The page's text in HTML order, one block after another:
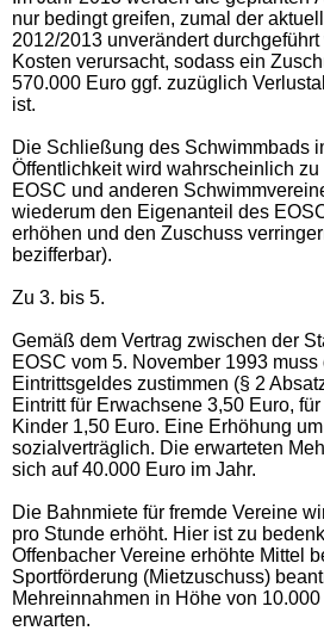
nur bedingt greifen, zumal der
2012/2013 unverändert
Kosten verursacht, sodass ein
570.000 Euro ggf. zuzüglich
ist.
Die Schließung des Schwimmbads
Öffentlichkeit wird wahrscheinlich
EOSC und anderen
wiederum den Eigenanteil des
erhöhen und den Zuschuss
bezifferbar).
Zu 3. bis 5.
Gemäß dem Vertrag zwischen der
EOSC vom 5. November 1993
Eintrittsgeldes zustimmen (§ 2
Eintritt für Erwachsene 3,50 Euro,
Kinder 1,50 Euro. Eine Erhöhung
sozialverträglich. Die erwarteten
sich auf 40.000 Euro im Jahr.
Die Bahnmiete für fremde Vereine
pro Stunde erhöht. Hier ist zu
Offenbacher Vereine erhöhte Mittel
Sportförderung (Mietzuschuss)
Mehreinnahmen in Höhe von
erwarten.